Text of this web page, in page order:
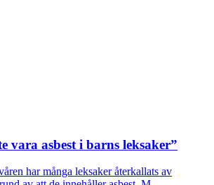
vara asbest i barns leksaker”
har många leksaker återkallats av